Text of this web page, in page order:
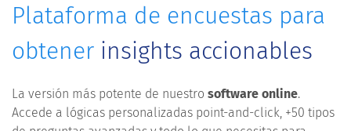
Plataforma de encuestas para
obtener insights accionables
La versión más potente de nuestro software online.
Accede a lógicas personalizadas point-and-click, +50 tipos